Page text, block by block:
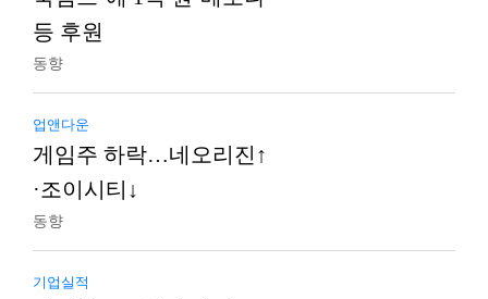
등 후원
동향
업앤다운
게임주 하락…네오리진↑
·조이시티↓
동향
기업실적